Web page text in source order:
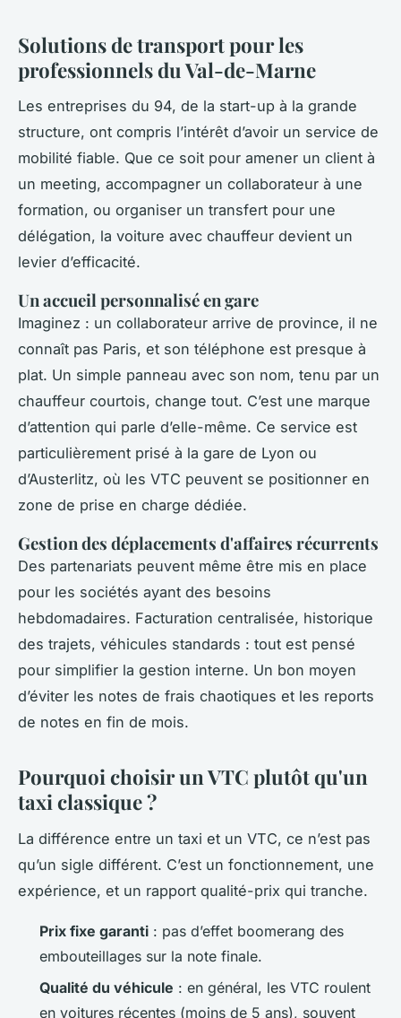
Solutions de transport pour les
professionnels du Val-de-Marne
Les entreprises du 94, de la start-up à la grande
structure, ont compris l’intérêt d’avoir un service de
mobilité fiable. Que ce soit pour amener un client à
un meeting, accompagner un collaborateur à une
formation, ou organiser un transfert pour une
délégation, la voiture avec chauffeur devient un
levier d’efficacité.
Un accueil personnalisé en gare
Imaginez : un collaborateur arrive de province, il ne
connaît pas Paris, et son téléphone est presque à
plat. Un simple panneau avec son nom, tenu par un
chauffeur courtois, change tout. C’est une marque
d’attention qui parle d’elle-même. Ce service est
particulièrement prisé à la gare de Lyon ou
d’Austerlitz, où les VTC peuvent se positionner en
zone de prise en charge dédiée.
Gestion des déplacements d'affaires récurrents
Des partenariats peuvent même être mis en place
pour les sociétés ayant des besoins
hebdomadaires. Facturation centralisée, historique
des trajets, véhicules standards : tout est pensé
pour simplifier la gestion interne. Un bon moyen
d’éviter les notes de frais chaotiques et les reports
de notes en fin de mois.
Pourquoi choisir un VTC plutôt qu'un
taxi classique ?
La différence entre un taxi et un VTC, ce n’est pas
qu’un sigle différent. C’est un fonctionnement, une
expérience, et un rapport qualité-prix qui tranche.
Prix fixe garanti : pas d’effet boomerang des
embouteillages sur la note finale.
Qualité du véhicule : en général, les VTC roulent
en voitures récentes (moins de 5 ans), souvent